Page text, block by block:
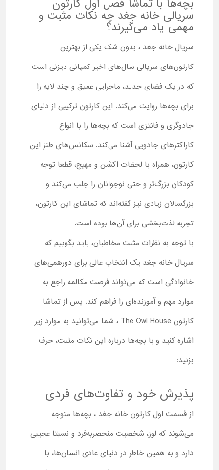
بچه‌ها با تماشا فصل اول کارتون
سریالی خانه جغد چه نکات مثبت و
مهمی یاد می‌گیرند؟
سریال خانه جغد ، بدون شک یکی از بهترین
کارتون‌های سریالی سال‌های اخیر کمپانی دیزنی است
که در یک فضای جدید، ماجرایی عمیق و چند لایه را
برای بچه‌ها روایت می‌کند. این کارتون ترکیبی از دنیای
جادوگری و فانتزی است که بچه‌ها را با انواع
کاراکترهای جادویی آشنا می‌کند. سکانس‌های طنز این
کارتون، همراه با لحظات اکشن و مهیج، قطعا توجه
کودکان بزرگ‌تر و حتی نوجوانان را جلب می‌کند و
بزرگسالان زیادی نیز گفته‌اند که تماشای این کارتون،
تجربه لذت‌بخشی برای آن‌ها بوده است.
با توجه به نظرات مثبت مخاطبان، باید بگوییم که
سریال خانه جغد یک انتخاب عالی برای دورهمی‌های
خانوادگی است که می‌تواند فرصت مکالمه راجع به
موارد مهم و آموزنده‌ای را فراهم کند. پس از تماشا
کارتون The Owl House ، شما می‌توانید به موارد زیر
اشاره کنید و با بچه‌ها درباره این نکات مثبت، حرف
بزنید:
پذیرش خود و تفاوت‌های فردی
از قسمت اول کارتون خانه جغد ، بچه‌ها متوجه
می‌شوند که لوز، شخصیت منحصربه‌فرد و نسبتا عجیبی
دارد و به همین خاطر در دنیای عادی انسان‌ها، با